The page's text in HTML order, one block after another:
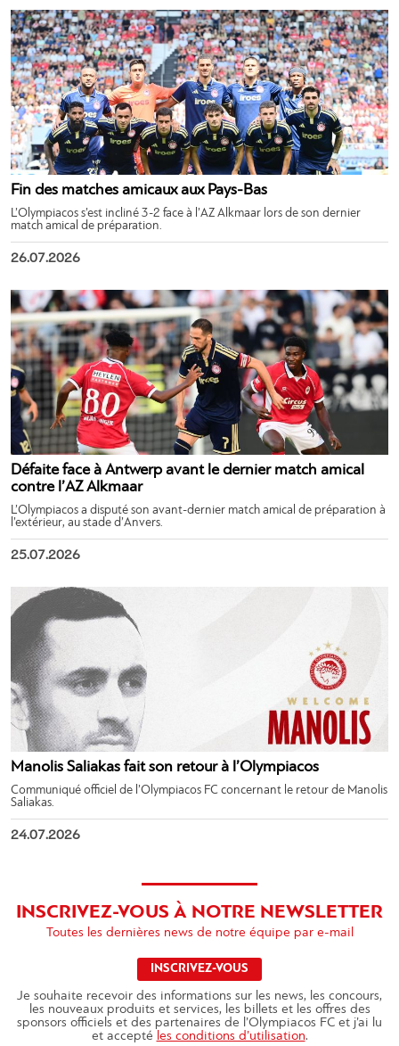
Fin des matches amicaux aux Pays-Bas
L’Olympiacos s’est incliné 3-2 face à l’AZ Alkmaar lors de son dernier
match amical de préparation.
26.07.2026
Défaite face à Antwerp avant le dernier match amical
contre l’AZ Alkmaar
L’Olympiacos a disputé son avant-dernier match amical de préparation à
l’extérieur, au stade d’Anvers.
25.07.2026
Manolis Saliakas fait son retour à l’Olympiacos
Communiqué officiel de l’Olympiacos FC concernant le retour de Manolis
Saliakas.
24.07.2026
INSCRIVEZ-VOUS À NOTRE NEWSLETTER
Toutes les dernières news de notre équipe par e-mail
INSCRIVEZ-VOUS
Je souhaite recevoir des informations sur les news, les concours,
les nouveaux produits et services, les billets et les offres des
sponsors officiels et des partenaires de l’Olympiacos FC et j’ai lu
et accepté les conditions d’utilisation.